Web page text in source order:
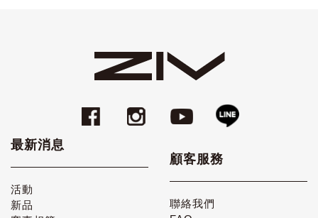
最新消息
活動
新品
顧客服務
聯絡我們